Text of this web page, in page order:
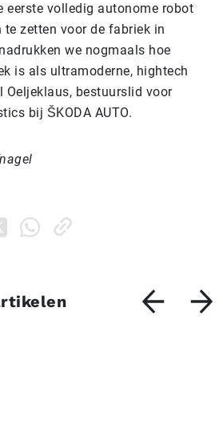
eerste volledig autonome robot
te zetten voor de fabriek in
we nogmaals hoe
is als ultramoderne, hightech
Oeljeklaus, bestuurslid voor
bij ŠKODA AUTO.